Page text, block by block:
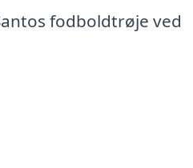
fodboldtrøje ved